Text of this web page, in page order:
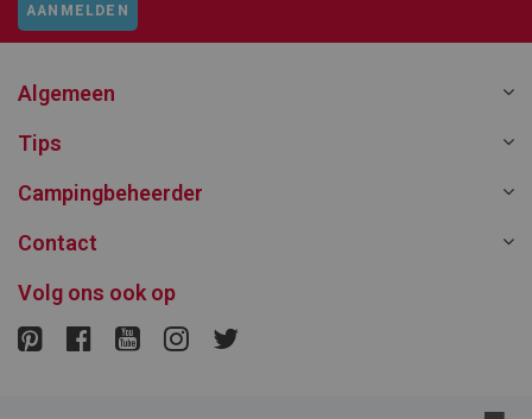
AANMELDEN
Algemeen
Tips
Campingbeheerder
Contact
Volg ons ook op